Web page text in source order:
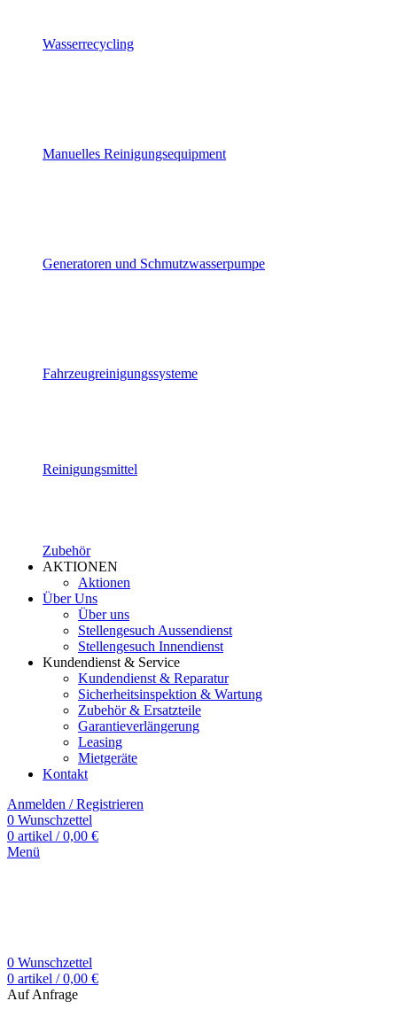
Wasserrecycling
Manuelles Reinigungsequipment
Generatoren und Schmutzwasserpumpe
Fahrzeugreinigungssysteme
Reinigungsmittel
Zubehör
AKTIONEN
Aktionen
Über Uns
Über uns
Stellengesuch Aussendienst
Stellengesuch Innendienst
Kundendienst & Service
Kundendienst & Reparatur
Sicherheitsinspektion & Wartung
Zubehör & Ersatzteile
Garantieverlängerung
Leasing
Mietgeräte
Kontakt
Anmelden / Registrieren
0 Wunschzettel
0 artikel / 0,00 €
Menü
0 Wunschzettel
0 artikel / 0,00 €
Auf Anfrage